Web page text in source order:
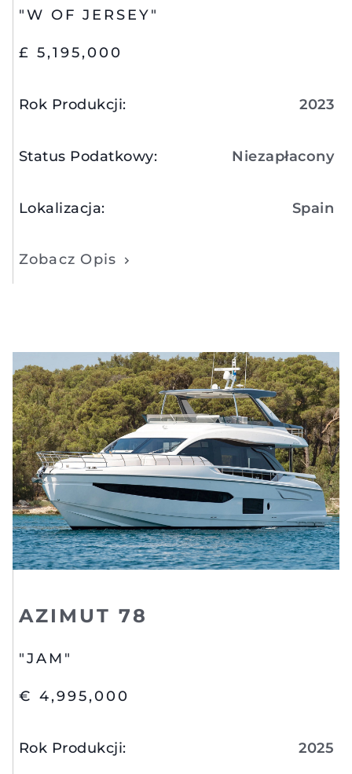
"W OF JERSEY"
£ 5,195,000
Rok Produkcji: 2023
Status Podatkowy: Niezapłacony
Lokalizacja: Spain
Zobacz Opis
AZIMUT 78
"JAM"
€ 4,995,000
Rok Produkcji: 2025